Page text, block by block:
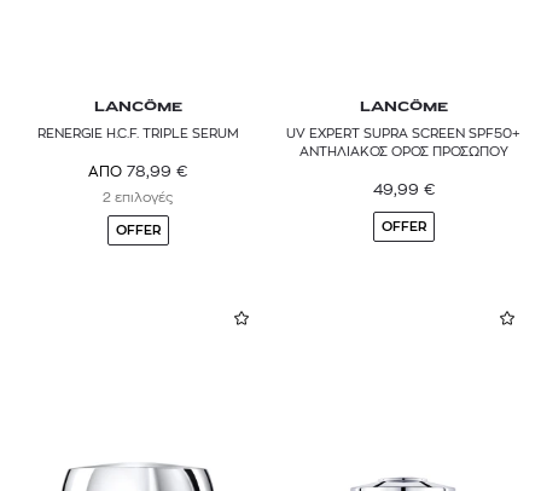
LANCÔME
RENERGIE H.C.F. TRIPLE SERUM
ΑΠΟ 78,99 €
2 επιλογές
OFFER
LANCÔME
UV EXPERT SUPRA SCREEN SPF50+
ΑΝΤΗΛΙΑΚΟΣ ΟΡΟΣ ΠΡΟΣΩΠΟΥ
49,99 €
OFFER